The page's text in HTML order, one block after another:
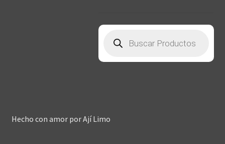
productos
Hecho con amor porAjí Limo